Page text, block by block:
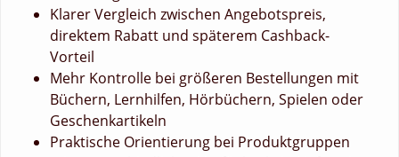
Klarer Vergleich zwischen Angebotspreis,
direktem Rabatt und späterem Cashback-
Vorteil
Mehr Kontrolle bei größeren Bestellungen mit
Büchern, Lernhilfen, Hörbüchern, Spielen oder
Geschenkartikeln
Praktische Orientierung bei Produktgruppen